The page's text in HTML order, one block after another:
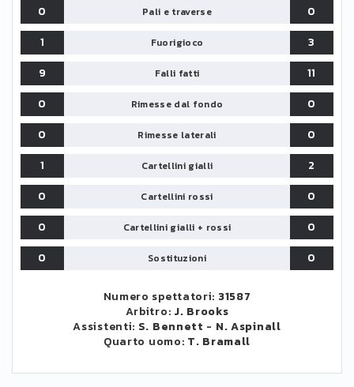
0 Pali e traverse
0
1
Fuorigioco
3
9
Falli fatti
11
0
Rimesse dal fondo
0
0
Rimesse laterali
0
1
Cartellini gialli
2
0
Cartellini rossi
0
0
Cartellini gialli + rossi
0
0
Sostituzioni 0
Numero spettatori: 31587
Arbitro: J. Brooks
Assistenti: S. Bennett - N. Aspinall
Quarto uomo: T. Bramall